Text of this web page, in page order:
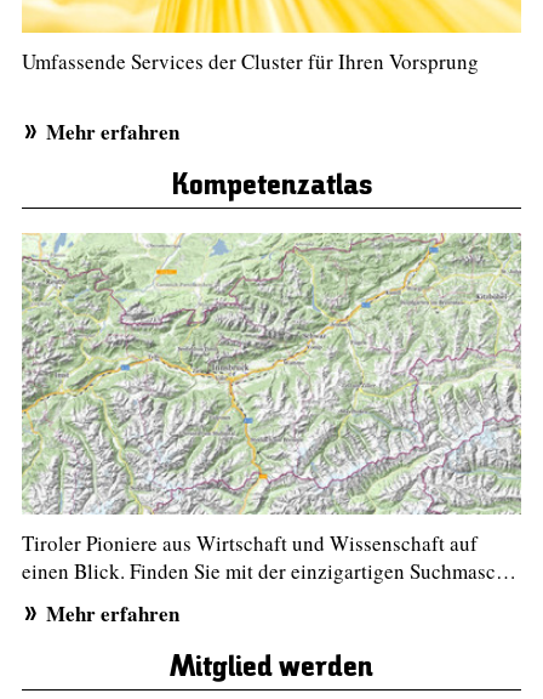
Umfassende Services der Cluster für Ihren Vorsprung
Mehr erfahren
Kompetenzatlas
Tiroler Pioniere aus Wirtschaft und Wissenschaft auf
einen Blick. Finden Sie mit der einzigartigen Suchmasc…
Mehr erfahren
Mitglied werden